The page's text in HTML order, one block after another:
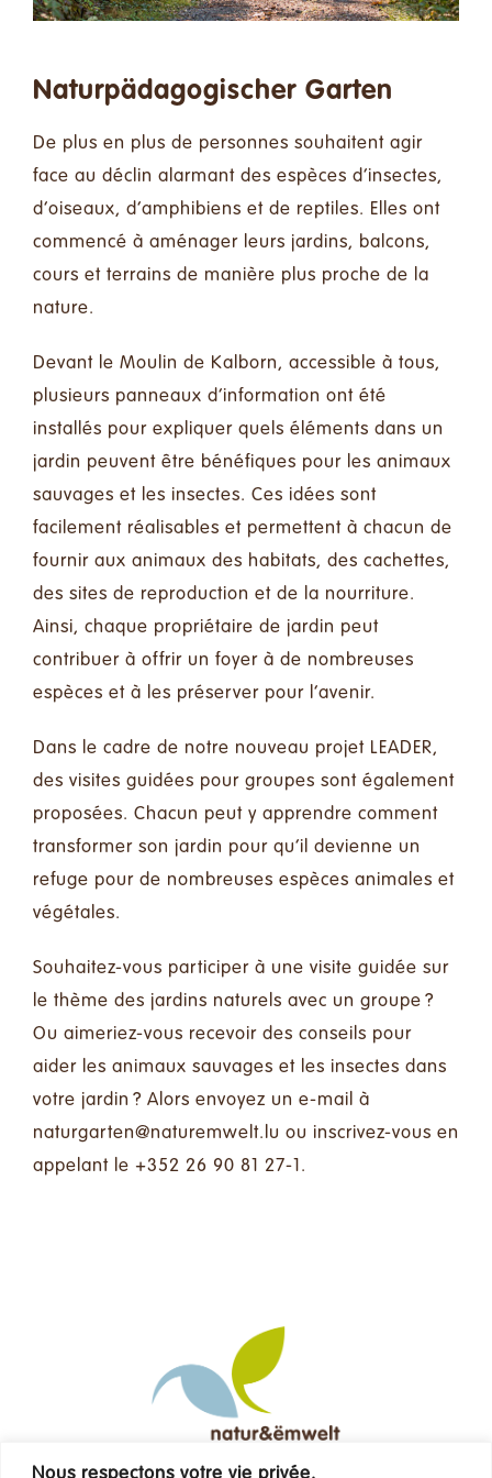
Rechercher:
Français
Naturpädagogischer Garten
De plus en plus de personnes souhaitent agir
face au déclin alarmant des espèces d’insectes,
d’oiseaux, d’amphibiens et de reptiles. Elles ont
commencé à aménager leurs jardins, balcons,
cours et terrains de manière plus proche de la
nature.
Devant le Moulin de Kalborn, accessible à tous,
plusieurs panneaux d’information ont été
installés pour expliquer quels éléments dans un
jardin peuvent être bénéfiques pour les animaux
sauvages et les insectes. Ces idées sont
facilement réalisables et permettent à chacun de
fournir aux animaux des habitats, des cachettes,
des sites de reproduction et de la nourriture.
Ainsi, chaque propriétaire de jardin peut
contribuer à offrir un foyer à de nombreuses
espèces et à les préserver pour l’avenir.
Dans le cadre de notre nouveau projet LEADER,
des visites guidées pour groupes sont également
proposées. Chacun peut y apprendre comment
transformer son jardin pour qu’il devienne un
refuge pour de nombreuses espèces animales et
végétales.
Souhaitez-vous participer à une visite guidée sur
le thème des jardins naturels avec un groupe ?
Ou aimeriez-vous recevoir des conseils pour
aider les animaux sauvages et les insectes dans
votre jardin ? Alors envoyez un e-mail à
ul.tlewmerutan@netragrutan ou inscrivez-vous en
appelant le +352 26 90 81 27-1.